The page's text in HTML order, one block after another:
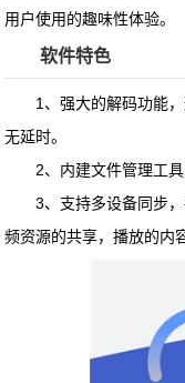
用户使用的趣味性体验。
软件特色
1、强大的解码功能，
无延时。
2、内建文件管理工具
3、支持多设备同步，
频资源的共享，播放的内